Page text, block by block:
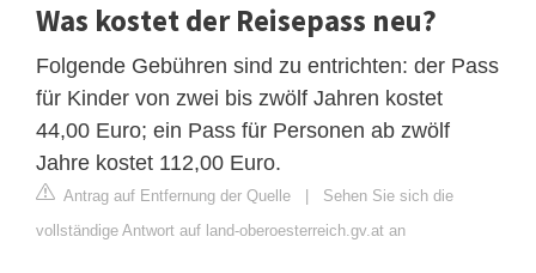
Was kostet der Reisepass neu?
Folgende Gebühren sind zu entrichten: der Pass
für Kinder von zwei bis zwölf Jahren kostet
44,00 Euro; ein Pass für Personen ab zwölf
Jahre kostet 112,00 Euro.
Antrag auf Entfernung der Quelle
Sehen Sie sich die
vollständige Antwort auf land-oberoesterreich.gv.at an